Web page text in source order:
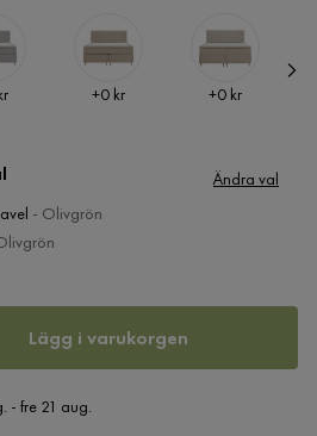
Pris
+0 kr Pris
+0 kr
Ändra val
- Olivgrön
Lägg i varukorgen
- fre 21 aug.